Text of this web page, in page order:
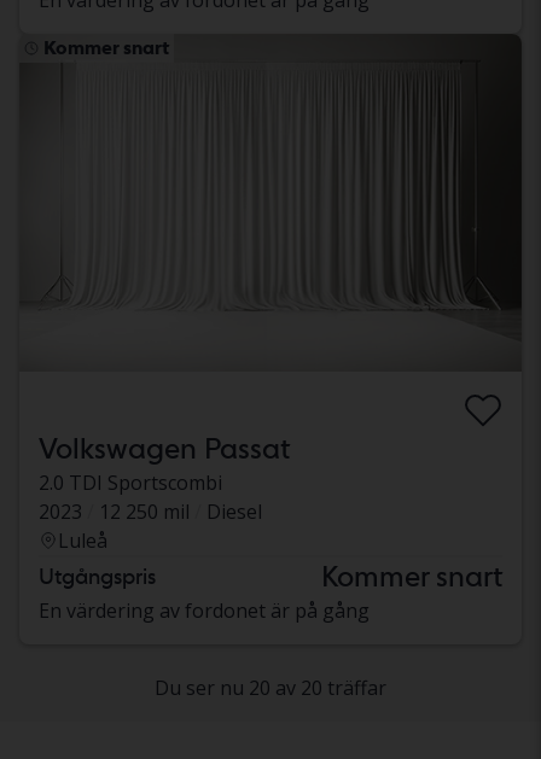
Kommer snart
Volkswagen Passat
2.0 TDI Sportscombi
2023
12 250 mil
Diesel
Luleå
Utgångspris Kommer snart
En värdering av fordonet är på gång
Du ser nu 20 av 20 träffar